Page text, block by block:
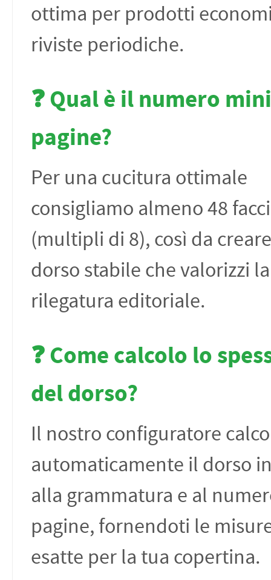
ottima per prodotti
riviste periodiche.
❓ Qual è il numero
pagine?
Per una cucitura ottimale
consigliamo almeno 48
(multipli di 8), così da
dorso stabile che valorizzi la
rilegatura editoriale.
❓ Come calcolo lo
del dorso?
Il nostro configuratore
automaticamente il dorso
alla grammatura e al
pagine, fornendoti le
esatte per la tua copertina.